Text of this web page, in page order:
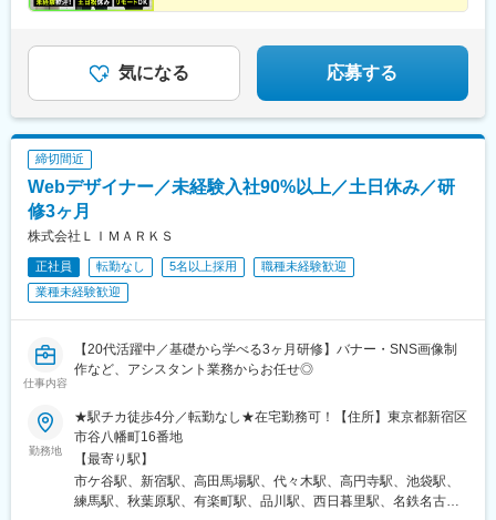
比谷駅、和光市駅、金山駅(愛知県)、千種駅、鶴舞駅、神宮前駅、
駅、東池袋駅、桜台駅(東京都)、末広町駅(東京都)、高輪ゲートウ
ェイ駅、西日暮里駅(舎人ライナー)、近鉄名古屋駅、栄町駅(愛知
芦花公園駅、布田駅、府中競馬正門前駅、八王子駅、富士見ケ丘
駅、西太子堂駅、武蔵溝ノ口駅、大森町駅、大塚駅(東京都)、汐留
駅、落合駅(東京都)、四ツ谷駅、新津田沼駅、牛込神楽坂駅、越中
島駅、永田町駅、都庁前駅、新宿三丁目駅、新富町駅(東京都)、平
安通駅、車道駅、熱田駅、東大手駅、新宿西口駅、北参道駅、都
里駅(舎人ライナー)、久屋大通駅、東京ディズニーランド・ステー
ション駅、蓮沼駅、田原町駅(東京都)、水道橋駅、浅草橋駅、府中
☆平均年齢27歳／社員旅行もあり
気になる 応募する
締切間近
Webデザイナー／未経験入社90%以上／土日休み／研
修3ヶ月
株式会社ＬＩＭＡＲＫＳ
正社員 転勤なし 5名以上採用
職種未経験歓迎
業種未経験歓迎
仕事内容
【20代活躍中／基礎から学べる3ヶ月研修】バナー・SNS画像制
作など、アシスタント業務からお任せ◎
勤務地
★駅チカ徒歩4分／転勤なし★在宅勤務可！【住所】東京都新宿区
市谷八幡町16番地
【最寄り駅】
市ケ谷駅、新宿駅、高田馬場駅、代々木駅、高円寺駅、池袋駅、
練馬駅、秋葉原駅、有楽町駅、品川駅、西日暮里駅、名鉄名古屋